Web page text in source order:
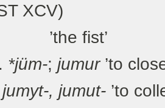
XCV)
fist’
*jüm-; jumur’to
jumyt-, jumut- ’to